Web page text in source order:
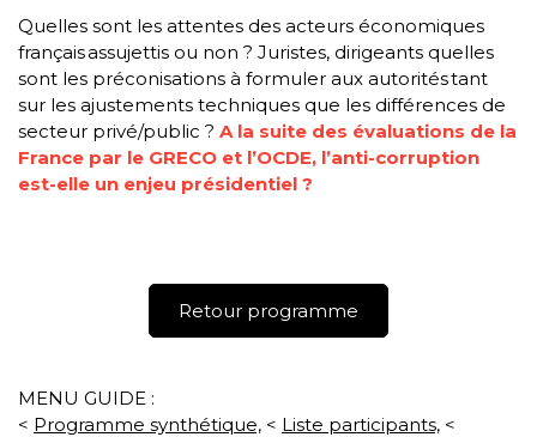
Quelles sont les attentes des acteurs économiques
français assujettis ou non ? Juristes, dirigeants quelles
sont les préconisations à formuler aux autorités tant
sur les ajustements techniques que les différences de
secteur privé/public ? A la suite des évaluations de la
France par le GRECO et l’OCDE, l’anti-corruption
est-elle un enjeu présidentiel ?
Retour programme
MENU GUIDE :
< Programme synthétique, < Liste participants, <